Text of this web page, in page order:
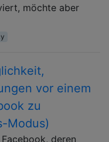
möchte aber
vor einem
zu
Modus)
deren